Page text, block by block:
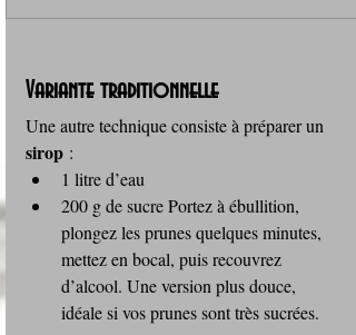
Variante traditionnelle
Une autre technique consiste à préparer un
sirop :
1 litre d’eau
200 g de sucre Portez à ébullition,
plongez les prunes quelques minutes,
mettez en bocal, puis recouvrez
d’alcool. Une version plus douce,
idéale si vos prunes sont très sucrées.